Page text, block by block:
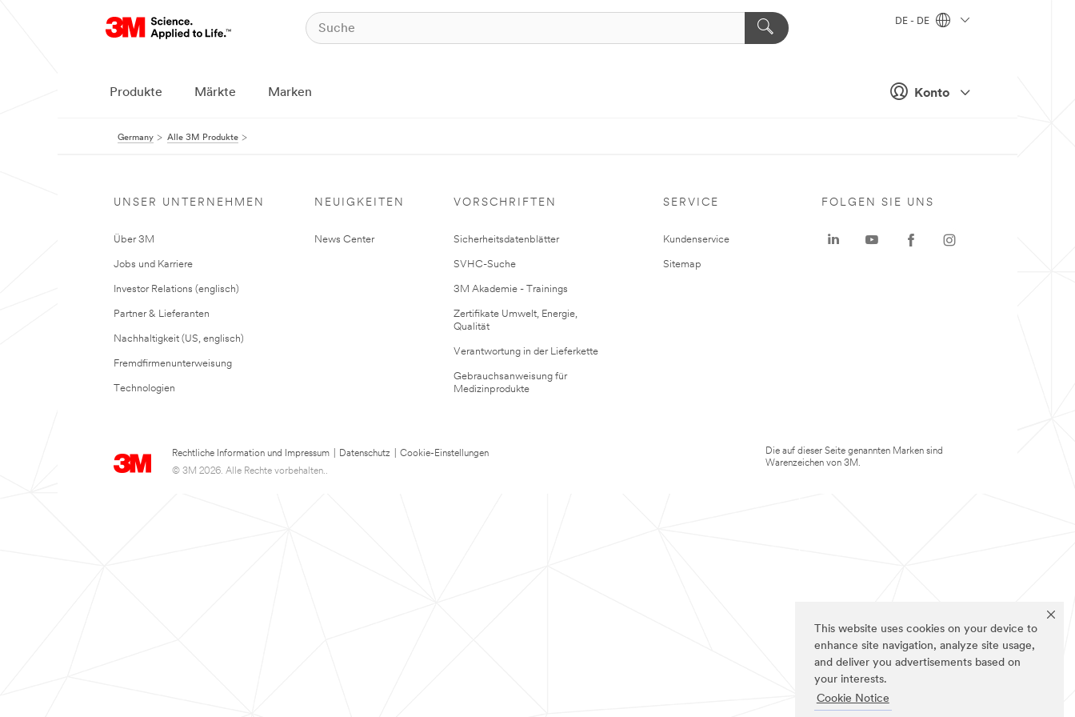
This website uses cookies on your device to
enhance site navigation, analyze site usage,
and deliver you advertisements based on
your interests.
Cookie Notice
Konto
DE - DE
Produkte Märkte Marken
Germany Alle 3M Produkte
UNSER UNTERNEHMEN
Über 3M
Jobs und Karriere
Investor Relations (englisch)
Partner & Lieferanten
Nachhaltigkeit (US, englisch)
Fremdfirmenunterweisung
Technologien
NEUIGKEITEN
News Center
VORSCHRIFTEN
Sicherheitsdatenblätter
SVHC-Suche
3M Akademie - Trainings
Zertifikate Umwelt, Energie,
Qualität
Verantwortung in der Lieferkette
Gebrauchsanweisung für
Medizinprodukte
SERVICE
Kundenservice
Sitemap
Rechtliche Information und Impressum Datenschutz
Cookie-Einstellungen
© 3M 2026. Alle Rechte vorbehalten..
FOLGEN SIE UNS
Die auf dieser Seite genannten Marken sind
Warenzeichen von 3M.